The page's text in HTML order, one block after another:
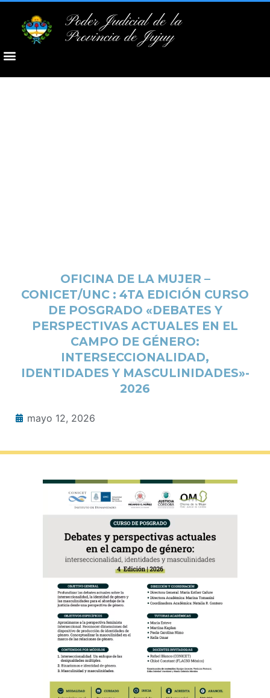
Poder Judicial de la
Provincia de Jujuy
OFICINA DE LA MUJER –
CONICET/UNC : 4TA EDICIÓN CURSO
DE POSGRADO «DEBATES Y
PERSPECTIVAS ACTUALES EN EL
CAMPO DE GÉNERO:
INTERSECCIONALIDAD,
IDENTIDADES Y MASCULINIDADES»-
2026
mayo 12, 2026